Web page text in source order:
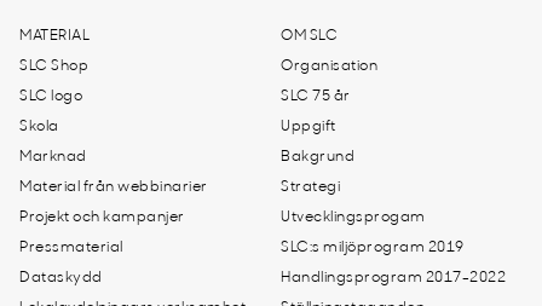
MATERIAL
SLC Shop
SLC logo
Skola
Marknad
Material från webbinarier
Projekt och kampanjer
Pressmaterial
Dataskydd
OM SLC
Organisation
SLC 75 år
Uppgift
Bakgrund
Strategi
Utvecklingsprogam
SLC:s miljöprogram 2019
Handlingsprogram 2017-2022